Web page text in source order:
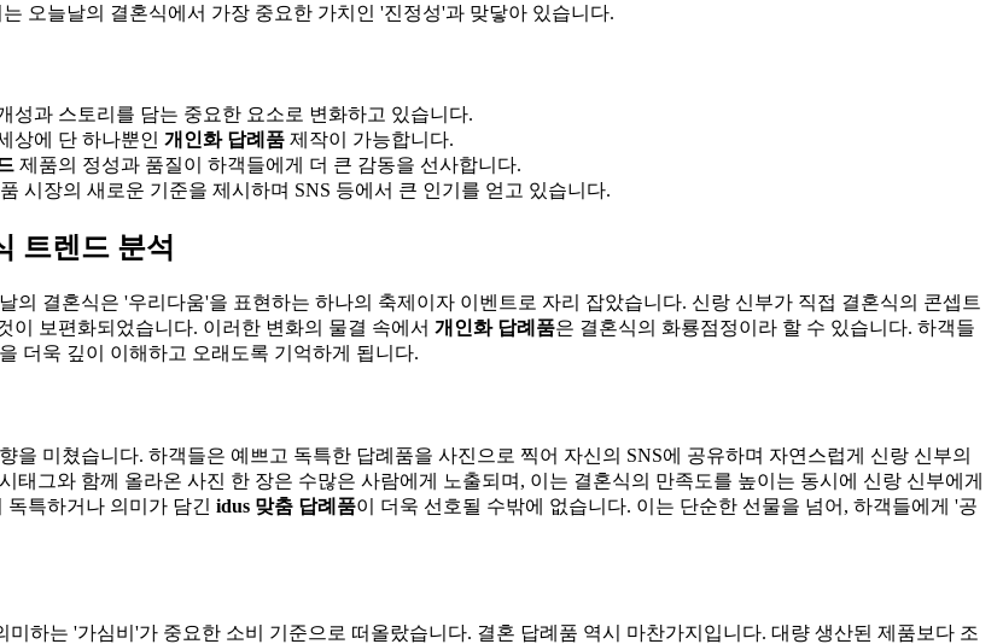
오늘날의 결혼식에서 가장 중요한 가치인 '진정성'과 맞닿아 있습니다.
성과 스토리를 담는 중요한 요소로 변화하고 있습니다.
상에 단 하나뿐인 개인화 답례품 제작이 가능합니다.
제품의 정성과 품질이 하객들에게 더 큰 감동을 선사합니다.
시장의 새로운 기준을 제시하며 SNS 등에서 큰 인기를 얻고 있습니다.
트렌드 분석
결혼식은 '우리다움'을 표현하는 하나의 축제이자 이벤트로 자리 잡았습니다. 신랑 신부가 직접 결혼식의 콘셉트
보편화되었습니다. 이러한 변화의 물결 속에서 개인화 답례품은 결혼식의 화룡점정이라 할 수 있습니다. 하객들
더욱 깊이 이해하고 오래도록 기억하게 됩니다.
을 미쳤습니다. 하객들은 예쁘고 독특한 답례품을 사진으로 찍어 자신의 SNS에 공유하며 자연스럽게 신랑 신부의
그와 함께 올라온 사진 한 장은 수많은 사람에게 노출되며, 이는 결혼식의 만족도를 높이는 동시에 신랑 신부에게
특하거나 의미가 담긴 idus 맞춤 답례품이 더욱 선호될 수밖에 없습니다. 이는 단순한 선물을 넘어, 하객들에게 '공
하는 '가심비'가 중요한 소비 기준으로 떠올랐습니다. 결혼 답례품 역시 마찬가지입니다. 대량 생산된 제품보다 조